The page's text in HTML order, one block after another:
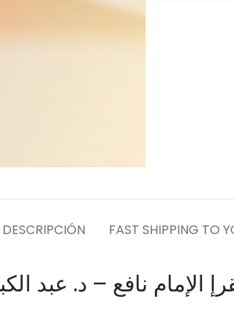
DESCRIPCIÓN FAST SHIPPING TO
الإمام نافع – د. عبد